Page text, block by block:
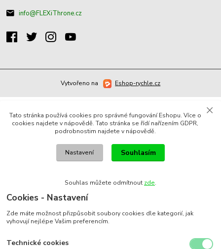
info@FLEXiThrone.cz
Vytvořeno na Eshop-rychle.cz
Tato stránka používá cookies pro správné fungování Eshopu. Více o
cookies najdete v nápovědě. Tato stránka se řídí nařízením GDPR,
podrobnostim najdete v nápovědě.
Nastavení Souhlasím
Souhlas můžete odmítnout zde.
Cookies - Nastavení
Zde máte možnost přizpůsobit soubory cookies dle kategorií, jak
vyhovují nejlépe Vašim preferencím.
Technické cookies